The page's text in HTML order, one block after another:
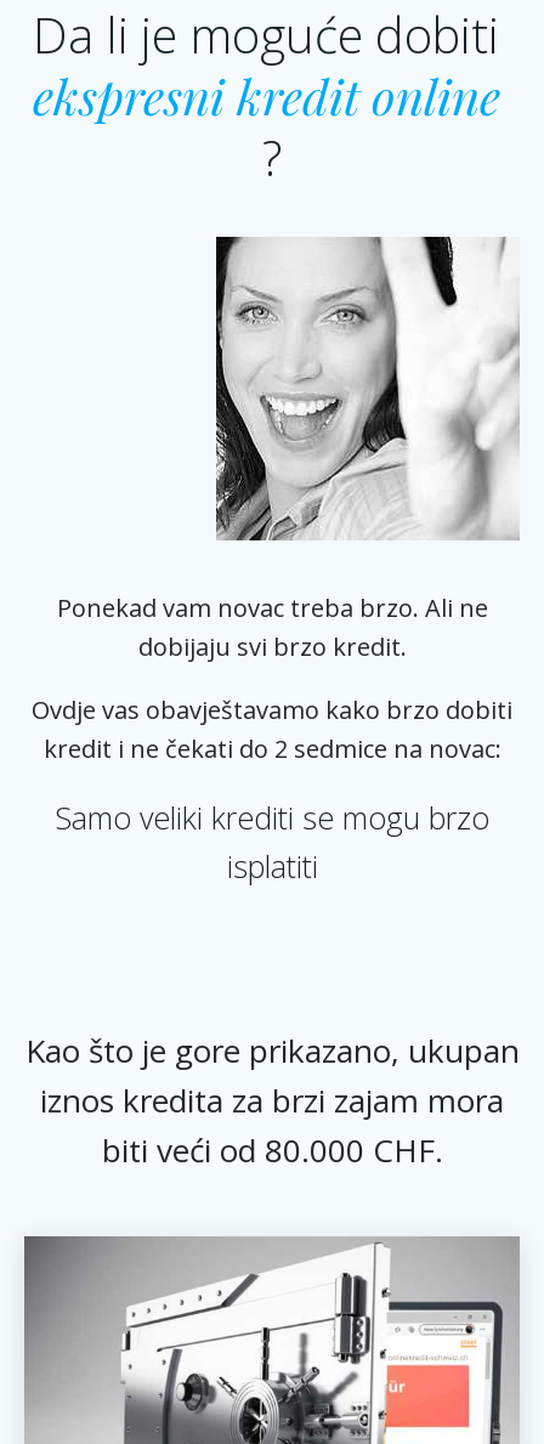
Da li je moguće dobiti
ekspresni kredit online
?
Ponekad vam novac treba brzo. Ali ne
dobijaju svi brzo kredit.
Ovdje vas obavještavamo kako brzo dobiti
kredit i ne čekati do 2 sedmice na novac:
Samo veliki krediti se mogu brzo
isplatiti
Kao što je gore prikazano, ukupan
iznos kredita za brzi zajam mora
biti veći od 80.000 CHF.